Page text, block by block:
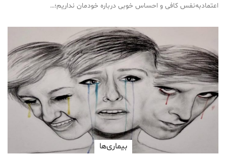
اعتمادبه‌نفس کافی و احساس خوبی درباره خودمان نداریم؛…
بیماری‌ها